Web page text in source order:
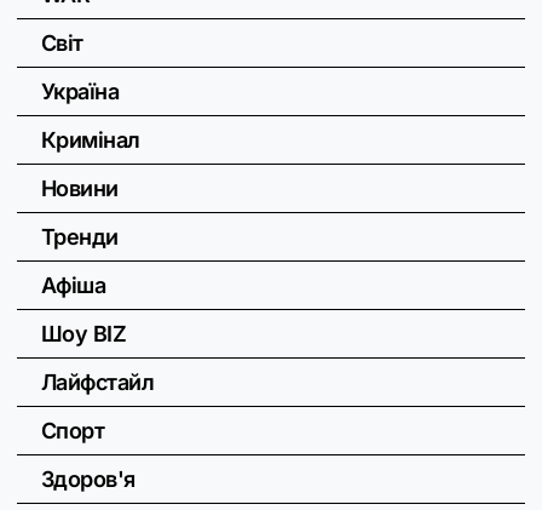
Світ
Україна
Кримінал
Новини
Тренди
Афіша
Шоу BIZ
Лайфстайл
Спорт
Здоров'я